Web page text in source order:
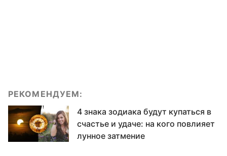
РЕКОМЕНДУЕМ:
4 знака зодиака будут купаться в
счастье и удаче: на кого повлияет
лунное затмение